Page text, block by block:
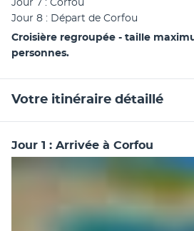
Jour 7 : Corfou
Jour 8 : Départ de Corfou
Croisière regroupée - taille
personnes.
Votre itinéraire détaillé
Jour 1 : Arrivée à Corfou